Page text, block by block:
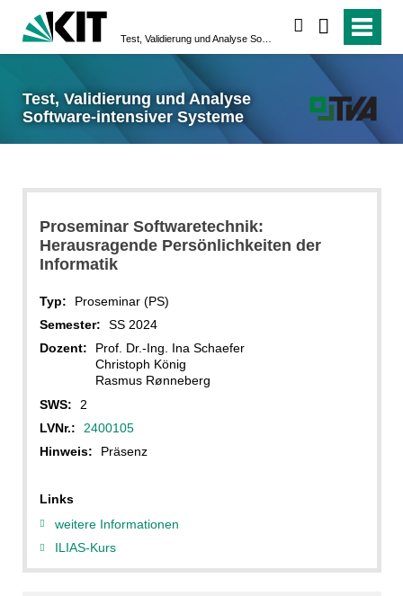
Test, Validierung und Analyse
Software-intensiver Systeme
Proseminar Softwaretechnik:
Herausragende Persönlichkeiten der
Informatik
Typ:
Proseminar (PS)
Semester:
SS 2024
Dozent:
Prof. Dr.-Ing. Ina Schaefer
Christoph König
Rasmus Rønneberg
SWS:
2
LVNr.:
2400105
Hinweis:
Präsenz
Links
weitere Informationen
ILIAS-Kurs